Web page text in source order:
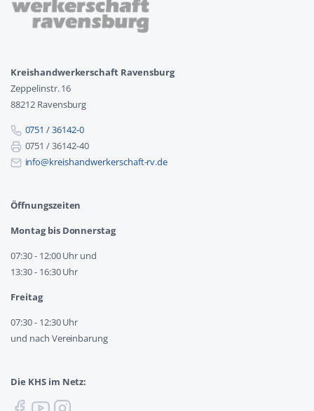
Kreishandwerkerschaft Ravensburg
Zeppelinstr. 16
88212 Ravensburg
0751 / 36142-0
0751 / 36142-40
info@kreishandwerkerschaft-rv.de
Öffnungszeiten
Montag bis Donnerstag
07:30 - 12:00 Uhr und
13:30 - 16:30 Uhr
Freitag
07:30 - 12:30 Uhr
und nach Vereinbarung
Die KHS im Netz: